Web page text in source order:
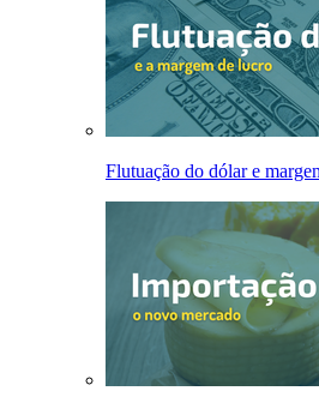
Flutuação do dólar e